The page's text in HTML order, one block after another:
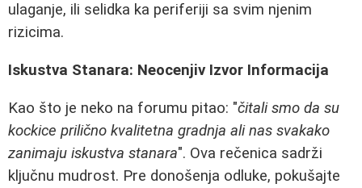
ulaganje, ili selidka ka periferiji sa svim njenim
rizicima.
Iskustva Stanara: Neocenjiv Izvor Informacija
Kao što je neko na forumu pitao: "čitali smo da su
kockice prilično kvalitetna gradnja ali nas svakako
zanimaju iskustva stanara". Ova rečenica sadrži
ključnu mudrost. Pre donošenja odluke, pokušajte